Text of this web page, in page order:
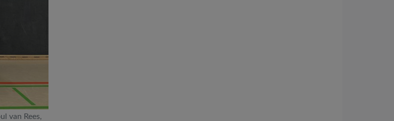
van Rees,